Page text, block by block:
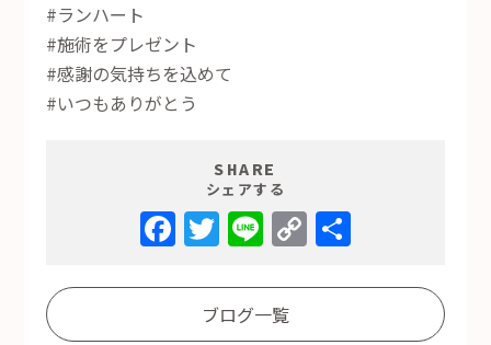
#ランハート
#施術をプレゼント
#感謝の気持ちを込めて
#いつもありがとう
SHARE
シェアする
Facebook
Twitter
LineCopy
Link
ブログ一覧